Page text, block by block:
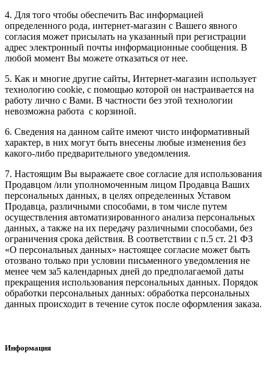
4. Для того чтобы обеспечить Вас информацией
определенного рода, интернет-магазин с Вашего явного
согласия может присылать на указанный при регистрации
адрес электронный почты информационные сообщения. В
любой момент Вы можете отказаться от нее.
5. Как и многие другие сайты, Интернет-магазин использует
технологию cookie, с помощью которой он настраивается на
работу лично с Вами. В частности без этой технологии
невозможна работа с корзиной.
6. Сведения на данном сайте имеют чисто информативный
характер, в них могут быть внесены любые изменения без
какого-либо предварительного уведомления.
7. Настоящим Вы выражаете свое согласие для использования
Продавцом /или уполномоченным лицом Продавца Ваших
персональных данных, в целях определенных Уставом
Продавца, различными способами, в том числе путем
осуществления автоматизированного анализа персональных
данных, а также на их передачу различными способами, без
ограничения срока действия. В соответствии с п.5 ст. 21 ФЗ
«О персональных данных» настоящее согласие может быть
отозвано только при условии письменного уведомления не
менее чем за5 календарных дней до предполагаемой даты
прекращения использования персональных данных. Порядок
обработки персональных данных: обработка персональных
данных происходит в течение суток после оформления заказа.
Информация